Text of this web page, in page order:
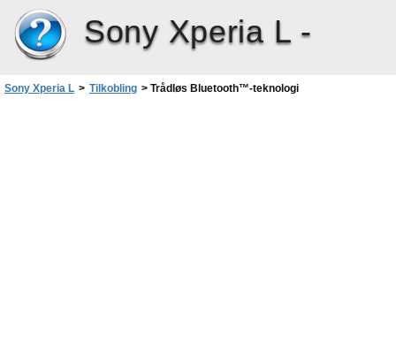
Sony Xperia L -
Sony Xperia L > Tilkobling > Trådløs Bluetooth™‎-teknologi